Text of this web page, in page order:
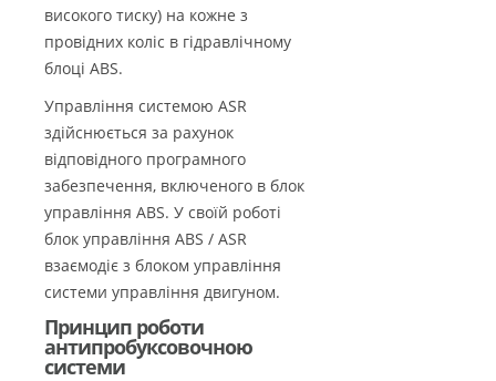
високого тиску) на кожне з
провідних коліс в гідравлічному
блоці ABS.
Управління системою ASR
здійснюється за рахунок
відповідного програмного
забезпечення, включеного в блок
управління ABS. У своїй роботі
блок управління ABS / ASR
взаємодіє з блоком управління
системи управління двигуном.
Принцип роботи
антипробуксовочною
системи